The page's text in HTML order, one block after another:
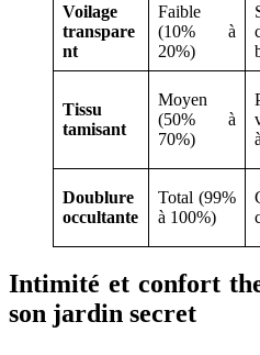
Voilage
transpare
nt
Faible
(10% à
20%)
Tissu
tamisant
Moyen
(50% à
70%)
Doublure
occultante
Total (99%
à 100%)
Intimité et confort
son jardin secret